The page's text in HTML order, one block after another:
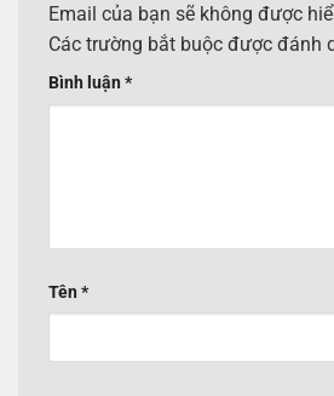
Email của bạn sẽ không được
Các trường bắt buộc được đánh
Bình luận *
Tên *